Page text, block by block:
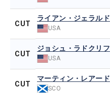
CUT
ライアン・ジェラルド
USA
CUT
ジョシュ・ラドクリフ
USA
CUT
マーティン・レアード
SCO